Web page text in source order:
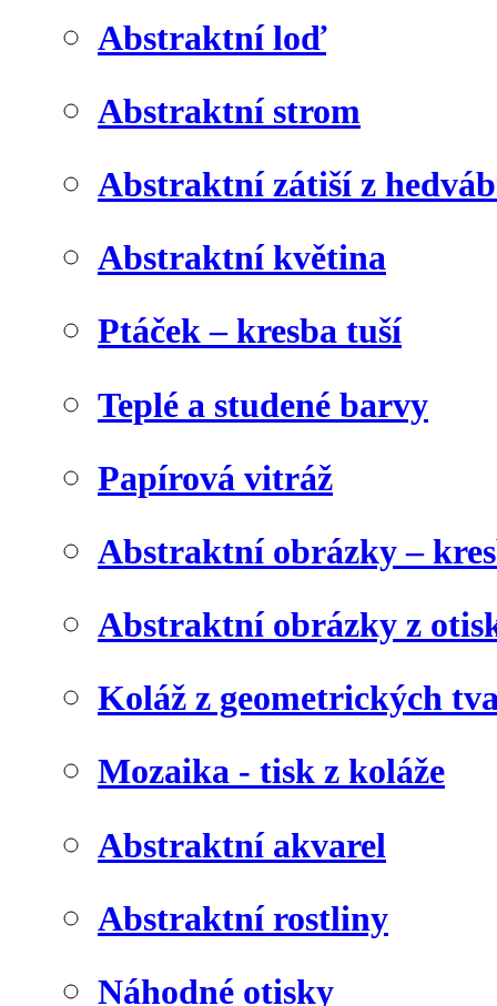
Abstraktní loď
Abstraktní strom
Abstraktní zátiší z
Abstraktní květina
Ptáček – kresba tuší
Teplé a studené barvy
Papírová vitráž
Abstraktní obrázky –
Abstraktní obrázky z
Koláž z geometrických
Mozaika - tisk z koláže
Abstraktní akvarel
Abstraktní rostliny
Náhodné otisky